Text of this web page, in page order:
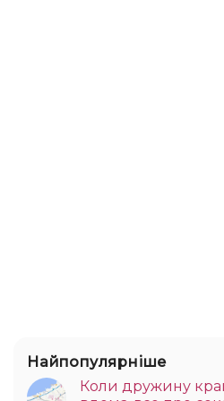
Найпопулярніше
Коли дружину